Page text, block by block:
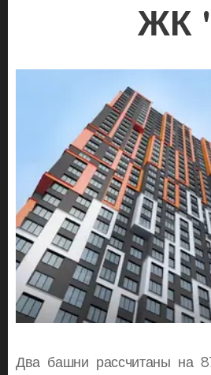
ЖК
Два башни рассчитаны на